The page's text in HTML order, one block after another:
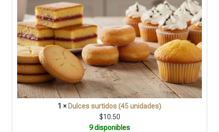
1 × Dulces surtidos (45 unidades)
$10.50
9 disponibles